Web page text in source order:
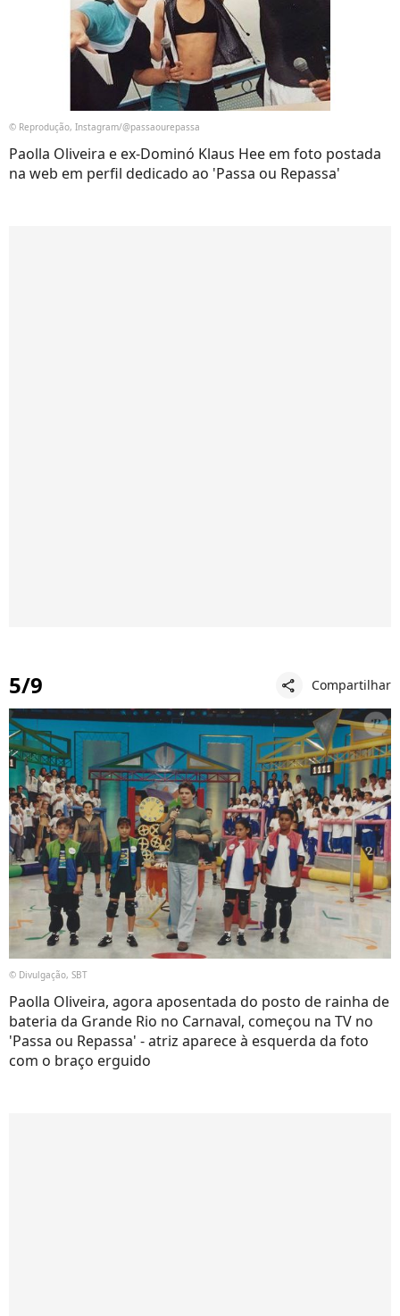
© Reprodução, Instagram/@passaourepassa
Paolla Oliveira e ex-Dominó Klaus Hee em foto postada
na web em perfil dedicado ao 'Passa ou Repassa'
5/9 share Compartilhar
© Divulgação, SBT
Paolla Oliveira, agora aposentada do posto de rainha de
bateria da Grande Rio no Carnaval, começou na TV no
'Passa ou Repassa' - atriz aparece à esquerda da foto
com o braço erguido